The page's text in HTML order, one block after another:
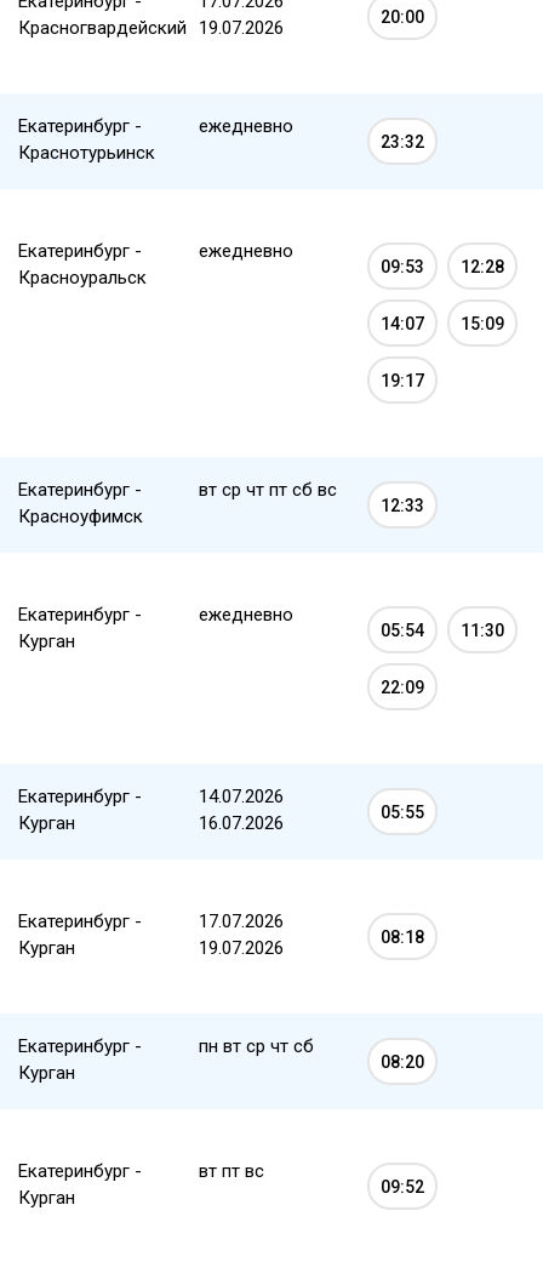
Красногвардейский
19.07.2026
20:00
Екатеринбург -
Краснотурьинск
ежедневно
23:32
Екатеринбург -
Красноуральск
ежедневно
09:53 12:28
14:07 15:09
19:17
Екатеринбург -
Красноуфимск
вт ср чт пт сб вс
12:33
Екатеринбург -
Курган
ежедневно
05:54 11:30
22:09
Екатеринбург -
Курган
14.07.2026
16.07.2026
05:55
Екатеринбург -
Курган
17.07.2026
19.07.2026
08:18
Екатеринбург -
Курган
пн вт ср чт сб
08:20
Екатеринбург -
Курган
вт пт вс
09:52